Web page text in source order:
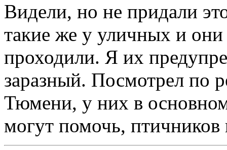
Видели, но не придали
такие же у уличных и
проходили. Я их
заразный. Посмотрел по
Тюмени, у них в
могут помочь, птичников